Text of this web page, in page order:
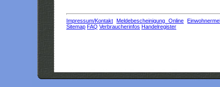
Impressum/Kontakt Meldebescheinigung Online
Sitemap FAQ Verbraucherinfos Handelregister